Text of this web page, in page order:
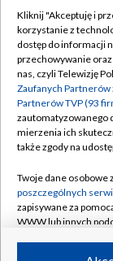
©2026
Kliknij "Akceptuję i
korzystanie z
dostęp do informacji
przechowywanie
nas, czyli Telewizję
Zaufanych Partnerów
Partnerów TVP (93
zautomatyzowanego
mierzenia ich
także zgody na
Twoje dane osobowe
poszczególnych
zapisywane za
WWW lub innych